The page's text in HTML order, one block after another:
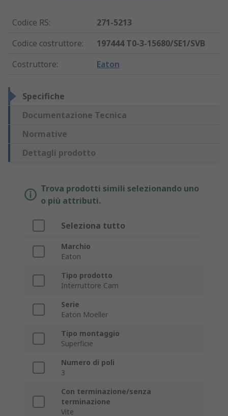
Codice RS:
271-5213
Codice costruttore:
197444 T0-3-15680/SE1/SVB
Costruttore: Eaton
Specifiche
Documentazione Tecnica
Normative
Dettagli prodotto
Trova prodotti simili selezionando uno
o più attributi.
Seleziona tutto
Marchio
Eaton
Tipo prodotto
Interruttore Cam
Serie
Eaton Moeller
Tipo montaggio
Superficie
Numero di poli
3
Con terminazione/senza
terminazione
Vite